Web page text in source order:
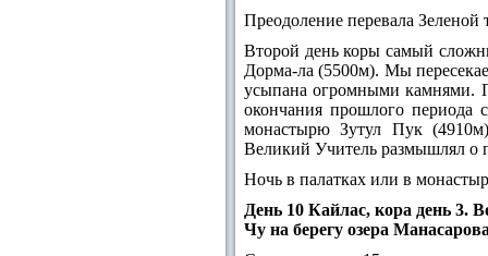
Преодоление перевала
Второй день коры самый
Дорма-ла (5500м). Мы
усыпана огромными камнями.
окончания прошлого периода
монастырю Зутул Пук
Великий Учитель размышлял о
Ночь в палатках или в
День 10 Кайлас, кора день 3.
Чу на берегу озера